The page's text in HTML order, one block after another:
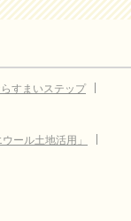
15.6万円
306.0
463.3
すまいステップ
ール土地活用」